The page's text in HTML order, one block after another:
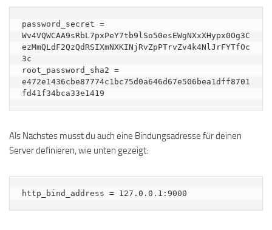
password_secret =
Wv4VQWCAA9sRbL7pxPeY7tb9lSo50esEWgNXxXHypx0Og3C
ezMmQLdF2QzQdRSIXmNXKINjRvZpPTrvZv4k4NlJrFYTfOc
3c
root_password_sha2 =
e472e1436cbe87774c1bc75d0a646d67e506bea1dff8701
Als Nächstes musst du auch eine Bindungsadresse für deinen
Server definieren, wie unten gezeigt: